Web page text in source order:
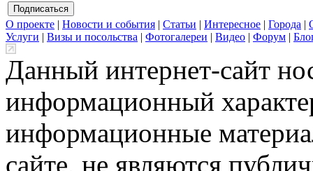
О проекте | Новости и события | Статьи | Интересное | Города |
Услуги | Визы и посольства | Фотогалереи | Видео | Форум |
Данный интернет-сайт
информационный
информационные
сайте, не являются